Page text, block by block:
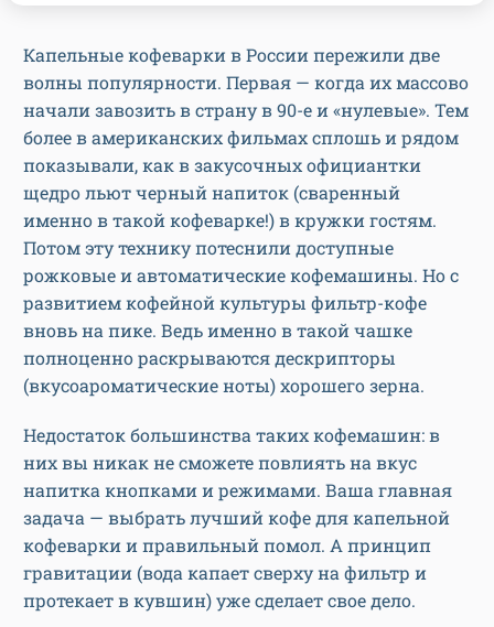
Капельные кофеварки в России пережили две
волны популярности. Первая — когда их массово
начали завозить в страну в 90-е и «нулевые». Тем
более в американских фильмах сплошь и рядом
показывали, как в закусочных официантки
щедро льют черный напиток (сваренный
именно в такой кофеварке!) в кружки гостям.
Потом эту технику потеснили доступные
рожковые и автоматические кофемашины. Но с
развитием кофейной культуры фильтр-кофе
вновь на пике. Ведь именно в такой чашке
полноценно раскрываются дескрипторы
(вкусоароматические ноты) хорошего зерна.
Недостаток большинства таких кофемашин: в
них вы никак не сможете повлиять на вкус
напитка кнопками и режимами. Ваша главная
задача — выбрать лучший кофе для капельной
кофеварки и правильный помол. А принцип
гравитации (вода капает сверху на фильтр и
протекает в кувшин) уже сделает свое дело.